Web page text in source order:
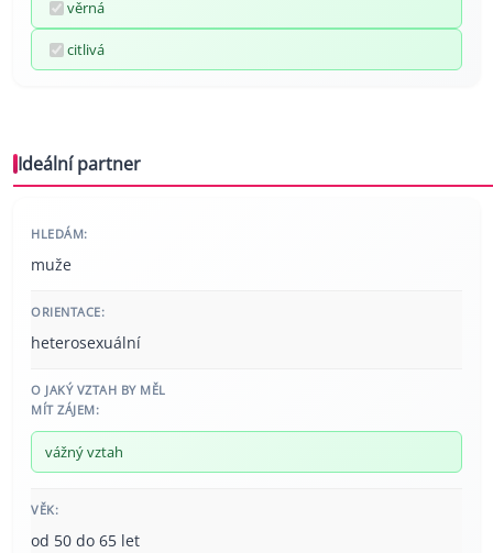
věrná
citlivá
Ideální partner
HLEDÁM:
muže
ORIENTACE:
heterosexuální
O JAKÝ VZTAH BY MĚL
MÍT ZÁJEM:
vážný vztah
VĚK:
od 50 do 65 let